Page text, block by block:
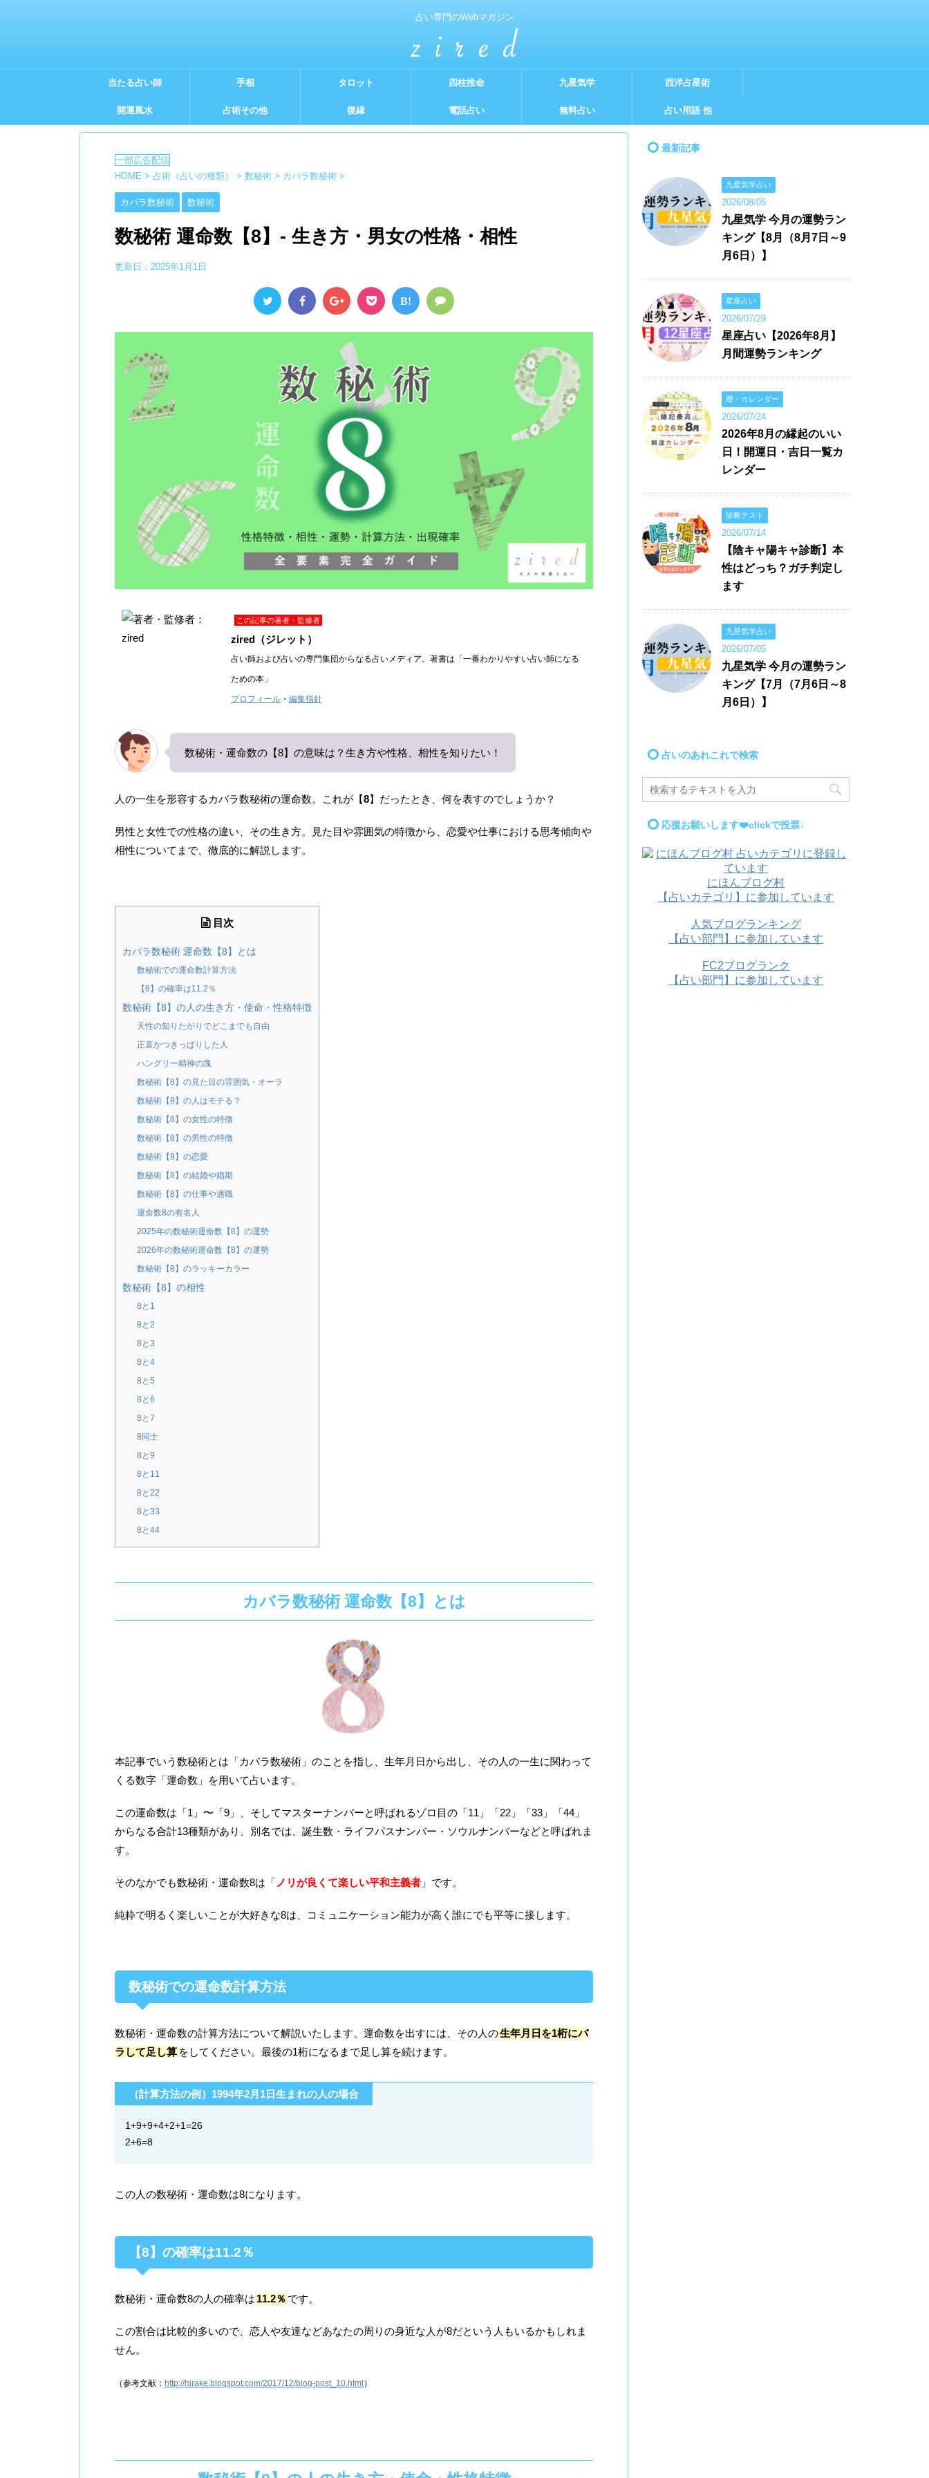
占い専門のWebマガジン
当たる占い師 手相 タロット 四柱推命 九星気学 西洋占星術
開運風水 占術その他 復縁 電話占い 無料占い 占い用語 他
HOME > 占術（占いの種類） > 数秘術 > カバラ数秘術 >
カバラ数秘術 数秘術
数秘術 運命数【8】- 生き方・男女の性格・相性
更新日： 2025年1月1日
B!
この記事の著者・監修者
zired（ジレット）
占い師および占いの専門集団からなる占いメディア。著書は「一番わかりやすい占い師になる
ための本」
プロフィール ・ 編集指針
数秘術・運命数の【8】の意味は？生き方や性格、相性を知りたい！
人の一生を形容するカバラ数秘術の運命数。これが【8】だったとき、何を表すのでしょうか？
男性と女性での性格の違い、その生き方。見た目や雰囲気の特徴から、恋愛や仕事における思考傾向や
相性についてまで、徹底的に解説します。
目次
カバラ数秘術 運命数【8】とは
数秘術での運命数計算方法
【8】の確率は11.2％
数秘術【8】の人の生き方・使命・性格特徴
天性の知りたがりでどこまでも自由
正直かつきっぱりした人
ハングリー精神の塊
数秘術【8】の見た目の雰囲気・オーラ
数秘術【8】の人はモテる？
数秘術【8】の女性の特徴
数秘術【8】の男性の特徴
数秘術【8】の恋愛
数秘術【8】の結婚や婚期
数秘術【8】の仕事や適職
運命数8の有名人
2025年の数秘術運命数【8】の運勢
2026年の数秘術運命数【8】の運勢
数秘術【8】のラッキーカラー
数秘術【8】の相性
8と1
8と2
8と3
8と4
8と5
8と6
8と7
8同士
8と9
8と11
8と22
8と33
8と44
カバラ数秘術 運命数【8】とは
本記事でいう数秘術とは「カバラ数秘術」のことを指し、生年月日から出し、その人の一生に関わって
くる数字「運命数」を用いて占います。
この運命数は「1」〜「9」、そしてマスターナンバーと呼ばれるゾロ目の「11」「22」「33」「44」
からなる合計13種類があり、別名では、誕生数・ライフパスナンバー・ソウルナンバーなどと呼ばれま
す。
そのなかでも数秘術・運命数8は「 ノリが良くて楽しい平和主義者 」です。
純粋で明るく楽しいことが大好きな8は、コミュニケーション能力が高く誰にでも平等に接します。
数秘術での運命数計算方法
数秘術・運命数の計算方法について解説いたします。運命数を出すには、その人の生年月日を1桁にバ
ラして足し算 をしてください。最後の1桁になるまで足し算を続けます。
（計算方法の例）1994年2月1日生まれの人の場合
1+9+9+4+2+1=26
2+6=8
この人の数秘術・運命数は8になります。
【8】の確率は11.2％
数秘術・運命数8の人の確率は 11.2％ です。
この割合は比較的多いので、恋人や友達などあなたの周りの身近な人が8だという人もいるかもしれま
せん。
（参考文献： http://hirake.blogspot.com/2017/12/blog-post_10.html ）
最新記事
九星気学占い
2026/08/05
九星気学 今月の運勢ラン
キング【8月（8月7日～9
月6日）】
星座占い
2026/07/29
星座占い【2026年8月】
月間運勢ランキング
暦・カレンダー
2026/07/24
2026年8月の縁起のいい
日！開運日・吉日一覧カ
レンダー
診断テスト
2026/07/14
【陰キャ陽キャ診断】本
性はどっち？ガチ判定し
ます
九星気学占い
2026/07/05
九星気学 今月の運勢ラン
キング【7月（7月6日～8
月6日）】
占いのあれこれで検索
応援お願いします❤️clickで投票↓
にほんブログ村
【占いカテゴリ】に参加しています
人気ブログランキング
【占い部門】に参加しています
FC2ブログランク
【占い部門】に参加しています